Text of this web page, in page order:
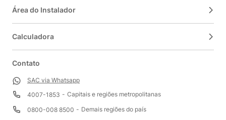
Área do Instalador
Calculadora
Contato
SAC via Whatsapp
4007-1853
Capitais e regiões metropolitanas
0800-008 8500
Demais regiões do país